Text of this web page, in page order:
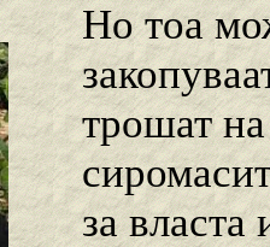
Но тоа
трошат
за власта